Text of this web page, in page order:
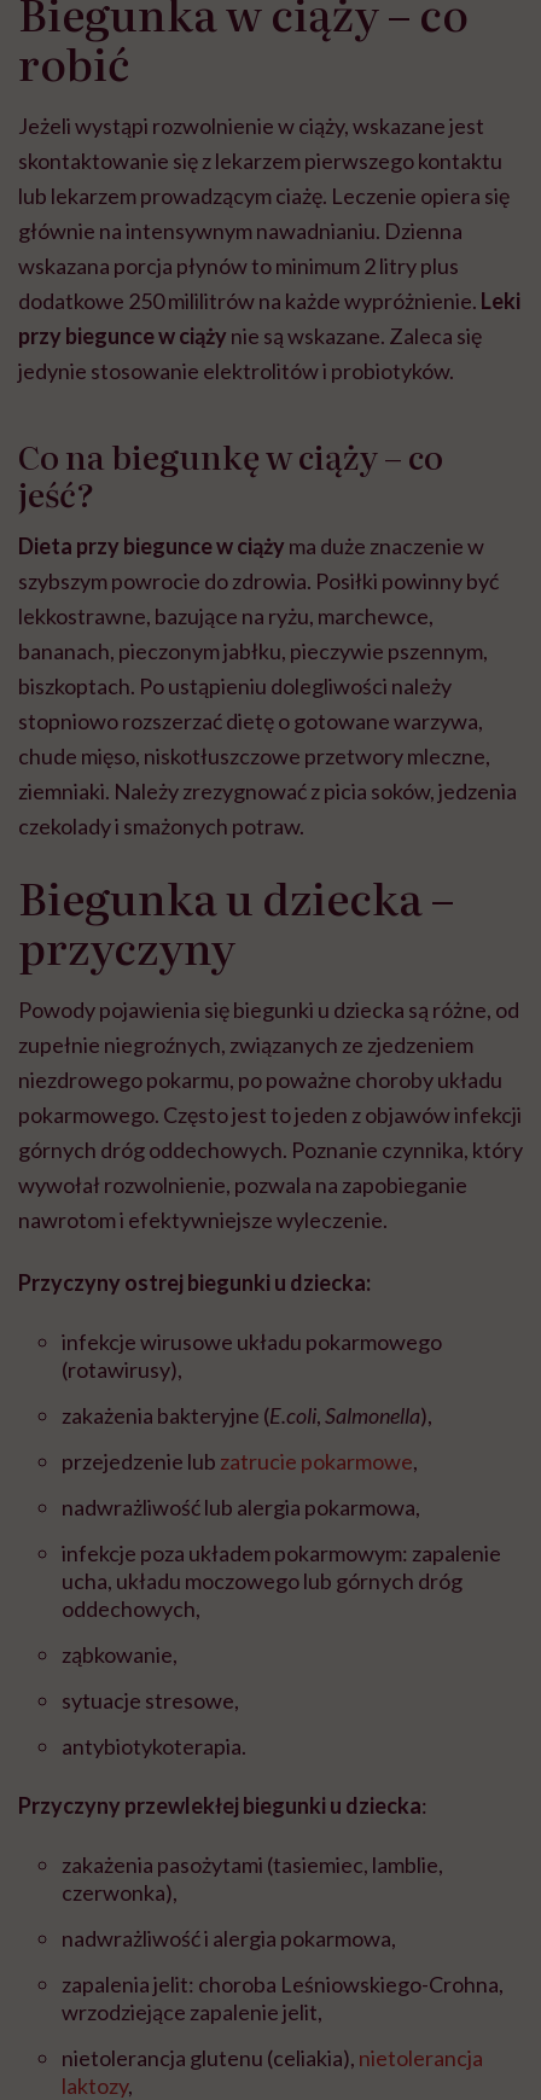
robić
Jeżeli wystąpi rozwolnienie w ciąży, wskazane jest
skontaktowanie się z lekarzem pierwszego kontaktu
lub lekarzem prowadzącym ciażę. Leczenie opiera się
głównie na intensywnym nawadnianiu. Dzienna
wskazana porcja płynów to minimum 2 litry plus
dodatkowe 250 mililitrów na każde wypróżnienie. Leki
przy biegunce w ciąży nie są wskazane. Zaleca się
jedynie stosowanie elektrolitów i probiotyków.
Co na biegunkę w ciąży – co
jeść?
Dieta przy biegunce w ciąży ma duże znaczenie w
szybszym powrocie do zdrowia. Posiłki powinny być
lekkostrawne, bazujące na ryżu, marchewce,
bananach, pieczonym jabłku, pieczywie pszennym,
biszkoptach. Po ustąpieniu dolegliwości należy
stopniowo rozszerzać dietę o gotowane warzywa,
chude mięso, niskotłuszczowe przetwory mleczne,
ziemniaki. Należy zrezygnować z picia soków, jedzenia
czekolady i smażonych potraw.
Biegunka u dziecka –
przyczyny
Powody pojawienia się biegunki u dziecka są różne, od
zupełnie niegroźnych, związanych ze zjedzeniem
niezdrowego pokarmu, po poważne choroby układu
pokarmowego. Często jest to jeden z objawów infekcji
górnych dróg oddechowych. Poznanie czynnika, który
wywołał rozwolnienie, pozwala na zapobieganie
nawrotom i efektywniejsze wyleczenie.
Przyczyny ostrej biegunki u dziecka:
infekcje wirusowe układu pokarmowego
(rotawirusy),
zakażenia bakteryjne (E.coli,Salmonella),
przejedzenie lub zatrucie pokarmowe,
nadwrażliwość lub alergia pokarmowa,
infekcje poza układem pokarmowym: zapalenie
ucha, układu moczowego lub górnych dróg
oddechowych,
ząbkowanie,
sytuacje stresowe,
antybiotykoterapia.
Przyczyny przewlekłej biegunki u dziecka:
zakażenia pasożytami (tasiemiec, lamblie,
czerwonka),
nadwrażliwość i alergia pokarmowa,
zapalenia jelit: choroba Leśniowskiego-Crohna,
wrzodziejące zapalenie jelit,
nietolerancja glutenu (celiakia), nietolerancja
laktozy,